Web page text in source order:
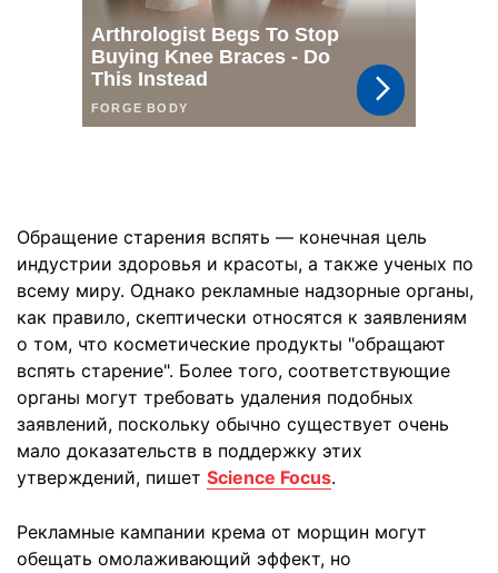
Обращение старения вспять — конечная цель
индустрии здоровья и красоты, а также ученых по
всему миру. Однако рекламные надзорные органы,
как правило, скептически относятся к заявлениям
о том, что косметические продукты "обращают
вспять старение". Более того, соответствующие
органы могут требовать удаления подобных
заявлений, поскольку обычно существует очень
мало доказательств в поддержку этих
утверждений, пишет Science Focus.
Рекламные кампании крема от морщин могут
обещать омолаживающий эффект, но